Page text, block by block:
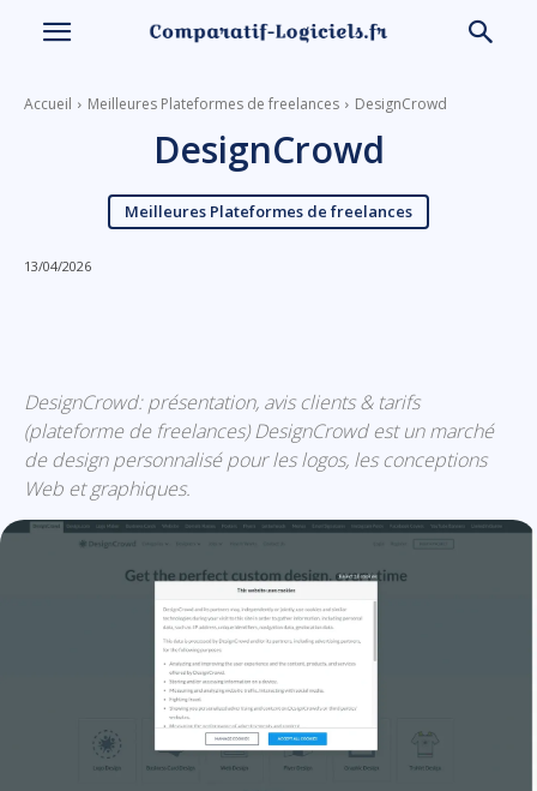
Accueil Meilleures Plateformes de freelances DesignCrowd
DesignCrowd
Meilleures Plateformes de freelances
13/04/2026
DesignCrowd: présentation, avis clients & tarifs
(plateforme de freelances) DesignCrowd est un marché
de design personnalisé pour les logos, les conceptions
Web et graphiques.